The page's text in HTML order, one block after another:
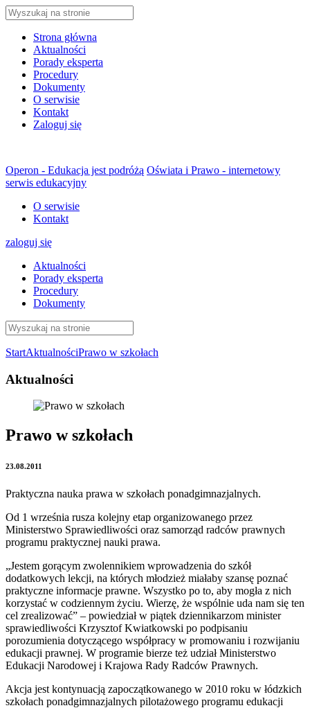
Strona główna
Aktualności
Porady eksperta
Procedury
Dokumenty
O serwisie
Kontakt
Zaloguj się
Operon - Edukacja jest podróżą Oświata i Prawo - internetowy
serwis edukacyjny
O serwisie
Kontakt
zaloguj się
Aktualności
Porady eksperta
Procedury
Dokumenty
StartAktualnościPrawo w szkołach
Aktualności
Prawo w szkołach
23.08.2011
Praktyczna nauka prawa w szkołach ponadgimnazjalnych.
Od 1 września rusza kolejny etap organizowanego przez
Ministerstwo Sprawiedliwości oraz samorząd radców prawnych
programu praktycznej nauki prawa.
„Jestem gorącym zwolennikiem wprowadzenia do szkół
dodatkowych lekcji, na których młodzież miałaby szansę poznać
praktyczne informacje prawne. Wszystko po to, aby mogła z nich
korzystać w codziennym życiu. Wierzę, że wspólnie uda nam się ten
cel zrealizować” – powiedział w piątek dziennikarzom minister
sprawiedliwości Krzysztof Kwiatkowski po podpisaniu
porozumienia dotyczącego współpracy w promowaniu i rozwijaniu
edukacji prawnej. W programie bierze też udział Ministerstwo
Edukacji Narodowej i Krajowa Rady Radców Prawnych.
Akcja jest kontynuacją zapoczątkowanego w 2010 roku w łódzkich
szkołach ponadgimnazjalnych pilotażowego programu edukacji